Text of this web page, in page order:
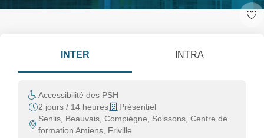
INTER INTRA
Accessibilité des PSH
2 jours / 14 heures
Présentiel
Senlis, Beauvais, Compiègne, Soissons, Centre de
formation Amiens, Friville